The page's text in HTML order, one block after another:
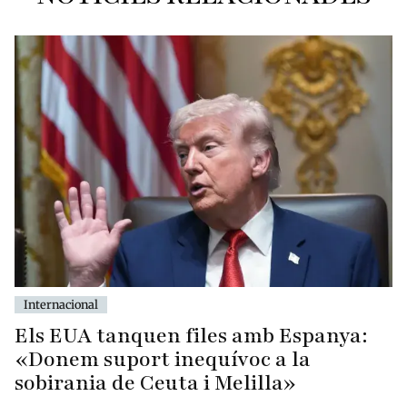
Internacional
Els EUA tanquen files amb Espanya:
«Donem suport inequívoc a la
sobirania de Ceuta i Melilla»